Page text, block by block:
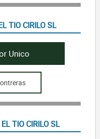
TIO CIRILO SL
Unico
TIO CIRILO SL